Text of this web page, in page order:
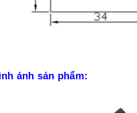
ánh sản phẩm: